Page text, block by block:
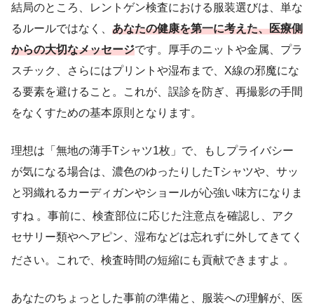
結局のところ、レントゲン検査における服装選びは、単な
るルールではなく、 あなたの健康を第一に考えた、医療側
からの大切なメッセージです。厚手のニットや金属、プラ
スチック、さらにはプリントや湿布まで、X線の邪魔にな
る要素を避けること。これが、誤診を防ぎ、再撮影の手間
をなくすための基本原則となります。
理想は「無地の薄手Tシャツ1枚」で、もしプライバシー
が気になる場合は、濃色のゆったりしたTシャツや、サッ
と羽織れるカーディガンやショールが心強い味方になりま
すね 。事前に、検査部位に応じた注意点を確認し、アク
セサリー類やヘアピン、湿布などは忘れずに外してきてく
ださい。これで、検査時間の短縮にも貢献できますよ 。
あなたのちょっとした事前の準備と、服装への理解が、医